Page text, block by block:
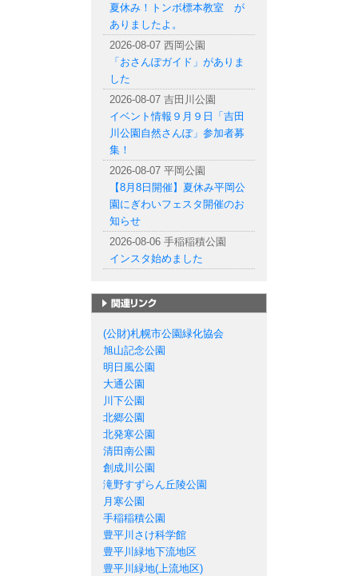
夏休み！トンボ標本教室 が
ありましたよ。
2026-08-07 西岡公園
「おさんぽガイド」がありま
した
2026-08-07 吉田川公園
イベント情報９月９日「吉田
川公園自然さんぽ」参加者募
集！
2026-08-07 平岡公園
【8月8日開催】夏休み平岡公
園にぎわいフェスタ開催のお
知らせ
2026-08-06 手稲稲積公園
インスタ始めました
(公財)札幌市公園緑化協会
旭山記念公園
明日風公園
大通公園
川下公園
北郷公園
北発寒公園
清田南公園
創成川公園
滝野すずらん丘陵公園
月寒公園
手稲稲積公園
豊平川さけ科学館
豊平川緑地下流地区
豊平川緑地(上流地区)